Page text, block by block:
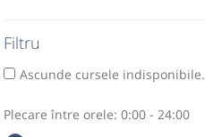
Filtru
Ascunde cursele indisponibile.
Plecare între orele: 0:00 - 24:00